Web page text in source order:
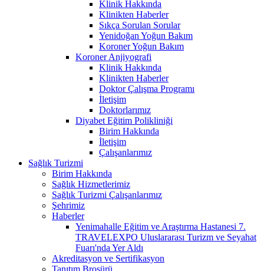
Klinik Hakkında
Klinikten Haberler
Sıkça Sorulan Sorular
Yenidoğan Yoğun Bakım
Koroner Yoğun Bakım
Koroner Anjiyografi
Klinik Hakkında
Klinikten Haberler
Doktor Çalışma Programı
İletişim
Doktorlarımız
Diyabet Eğitim Polikliniği
Birim Hakkında
İletişim
Çalışanlarımız
Sağlık Turizmi
Birim Hakkında
Sağlık Hizmetlerimiz
Sağlık Turizmi Çalışanlarımız
Şehrimiz
Haberler
Yenimahalle Eğitim ve Araştırma Hastanesi 7.
TRAVELEXPO Uluslararası Turizm ve Seyahat
Fuarı'nda Yer Aldı
Akreditasyon ve Sertifikasyon
Tanıtım Broşürü